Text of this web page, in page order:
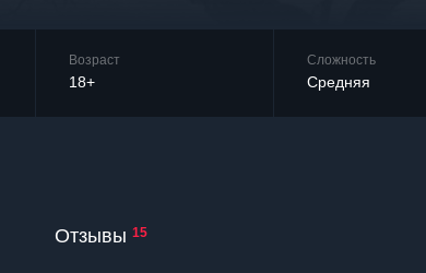
Возраст
18+
Сложность
Средняя
Отзывы 15